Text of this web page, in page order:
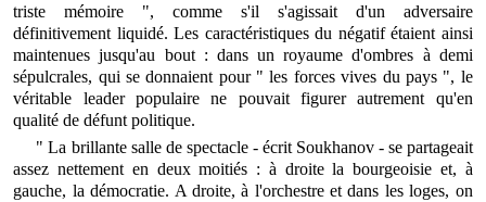
triste mémoire ", comme s'il s'agissait d'un adversaire
définitivement liquidé. Les caractéristiques du négatif étaient ainsi
maintenues jusqu'au bout : dans un royaume d'ombres à demi
sépulcrales, qui se donnaient pour " les forces vives du pays ", le
véritable leader populaire ne pouvait figurer autrement qu'en
qualité de défunt politique.
" La brillante salle de spectacle - écrit Soukhanov - se partageait
assez nettement en deux moitiés : à droite la bourgeoisie et, à
gauche, la démocratie. A droite, à l'orchestre et dans les loges, on